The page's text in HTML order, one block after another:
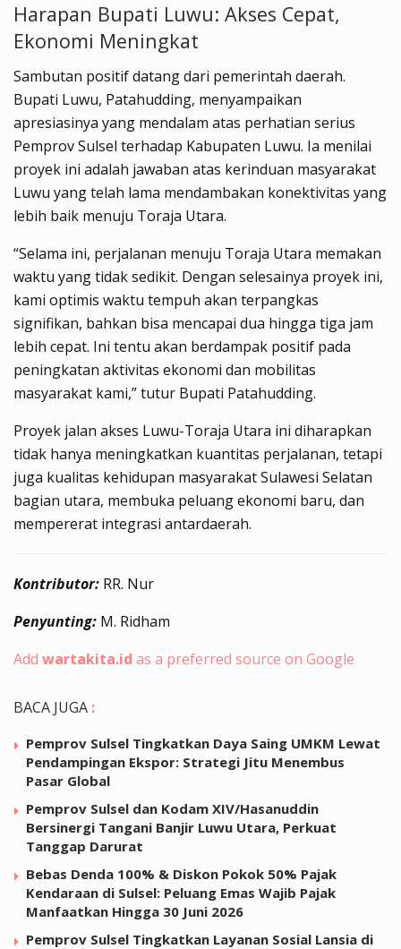
Harapan Bupati Luwu: Akses Cepat,
Ekonomi Meningkat
Sambutan positif datang dari pemerintah daerah.
Bupati Luwu, Patahudding, menyampaikan
apresiasinya yang mendalam atas perhatian serius
Pemprov Sulsel terhadap Kabupaten Luwu. Ia menilai
proyek ini adalah jawaban atas kerinduan masyarakat
Luwu yang telah lama mendambakan konektivitas yang
lebih baik menuju Toraja Utara.
“Selama ini, perjalanan menuju Toraja Utara memakan
waktu yang tidak sedikit. Dengan selesainya proyek ini,
kami optimis waktu tempuh akan terpangkas
signifikan, bahkan bisa mencapai dua hingga tiga jam
lebih cepat. Ini tentu akan berdampak positif pada
peningkatan aktivitas ekonomi dan mobilitas
masyarakat kami,” tutur Bupati Patahudding.
Proyek jalan akses Luwu-Toraja Utara ini diharapkan
tidak hanya meningkatkan kuantitas perjalanan, tetapi
juga kualitas kehidupan masyarakat Sulawesi Selatan
bagian utara, membuka peluang ekonomi baru, dan
mempererat integrasi antardaerah.
Kontributor: RR. Nur
Penyunting: M. Ridham
Add wartakita.id as a preferred source on Google
BACA JUGA :
Pemprov Sulsel Tingkatkan Daya Saing UMKM Lewat
Pendampingan Ekspor: Strategi Jitu Menembus
Pasar Global
Pemprov Sulsel dan Kodam XIV/Hasanuddin
Bersinergi Tangani Banjir Luwu Utara, Perkuat
Tanggap Darurat
Bebas Denda 100% & Diskon Pokok 50% Pajak
Kendaraan di Sulsel: Peluang Emas Wajib Pajak
Manfaatkan Hingga 30 Juni 2026
Pemprov Sulsel Tingkatkan Layanan Sosial Lansia di